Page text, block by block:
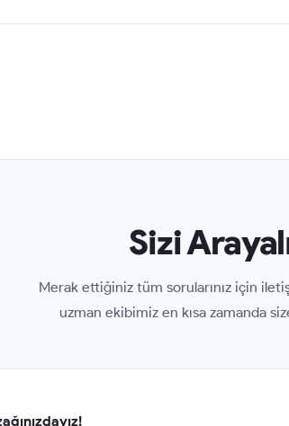
Sizi
Merak ettiğiniz tüm sorularınız için
uzman ekibimiz en kısa zamanda